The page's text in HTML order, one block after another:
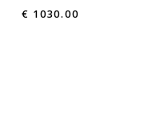
€ 1030.00